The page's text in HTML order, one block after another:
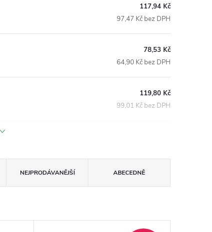
117,94 Kč
97,47 Kč bez DPH
78,53 Kč
64,90 Kč bez DPH
119,80 Kč
99,01 Kč bez DPH
NEJPRODÁVANĚJŠÍ ABECEDNĚ